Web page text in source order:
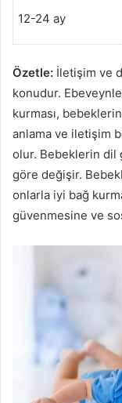
12-24 ay
Özetle: İletişim ve
konudur.
kurması,
anlama ve iletişim
olur. Bebeklerin dil
göre değişir.
onlarla iyi bağ
güvenmesine ve